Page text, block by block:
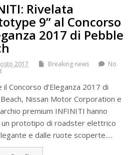
Rivelata
9” al Concorso
2017 di Pebble
2017 Breaking news
No
il Concorso d’Eleganza 2017 di
Nissan Motor Corporation e
premium INFINITI hanno
un prototipo di roadster elettrico
e dalle ruote scoperte.…